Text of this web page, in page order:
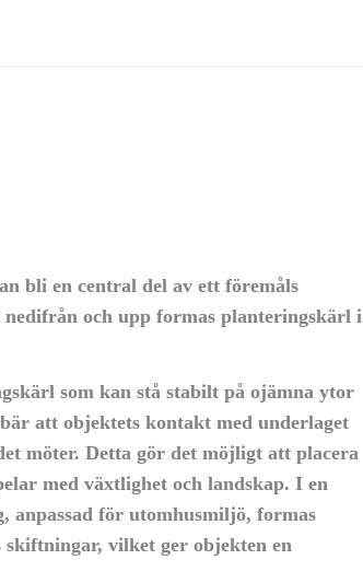
bli en central del av ett föremåls
nedifrån och upp formas planteringskärl i
som kan stå stabilt på ojämna ytor
att objektets kontakt med underlaget
möter. Detta gör det möjligt att placera
med växtlighet och landskap. I en
anpassad för utomhusmiljö, formas
vilket ger objekten en